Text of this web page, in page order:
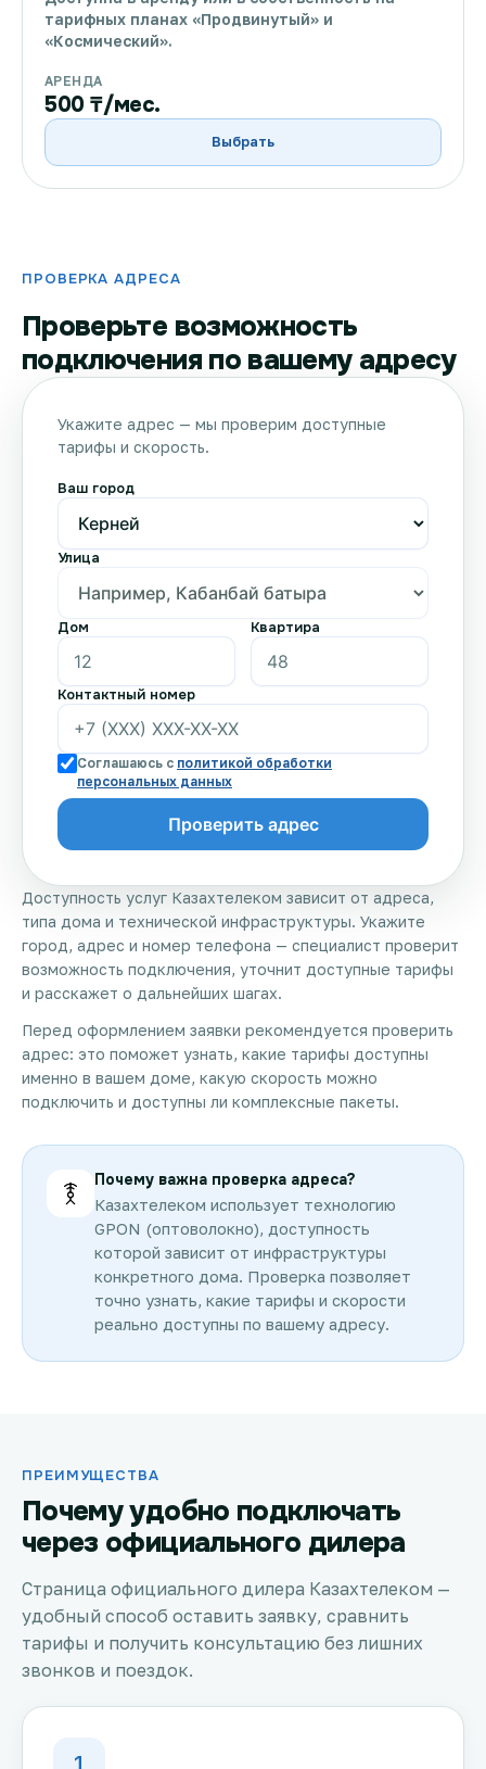
тарифных планах «Продвинутый» и
«Космический».
АРЕНДА
500 ₸/мес.
Выбрать
ПРОВЕРКА АДРЕСА
Проверьте возможность
подключения по вашему адресу
Доступность услуг Казахтелеком зависит от адреса,
типа дома и технической инфраструктуры. Укажите
город, адрес и номер телефона — специалист проверит
возможность подключения, уточнит доступные тарифы
и расскажет о дальнейших шагах.
Перед оформлением заявки рекомендуется проверить
адрес: это поможет узнать, какие тарифы доступны
именно в вашем доме, какую скорость можно
подключить и доступны ли комплексные пакеты.
Почему важна проверка адреса?
Казахтелеком использует технологию
GPON (оптоволокно), доступность
которой зависит от инфраструктуры
конкретного дома. Проверка позволяет
точно узнать, какие тарифы и скорости
реально доступны по вашему адресу.
Укажите адрес — мы проверим доступные
тарифы и скорость.
Ваш город
Улица
Дом Квартира
Контактный номер
Соглашаюсь с политикой обработки
персональных данных
ПРЕИМУЩЕСТВА
Почему удобно подключать
через официального дилера
Страница официального дилера Казахтелеком —
удобный способ оставить заявку, сравнить
тарифы и получить консультацию без лишних
звонков и поездок.